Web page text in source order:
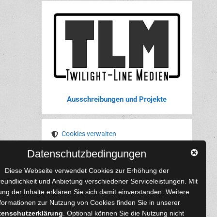
Ausschreibungen und Projekte
Cookies verwalten
YouTube
Tumblr
Pinterest
Instagram
X RSS-Feed
Autoren Content-Design
Datenschutzbedingungen
Diese Webseite verwendet Cookies zur Erhöhung der
und Anbietung verschiedener Serviceleistungen. Mit
der Inhalte erklären Sie sich damit einverstanden. Weitere
zur Nutzung von Cookies finden Sie in unserer
. Optional können Sie die Nutzung nicht